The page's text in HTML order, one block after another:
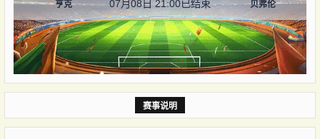
亨克 07月08日 21:00已结束 贝弗伦
赛事说明